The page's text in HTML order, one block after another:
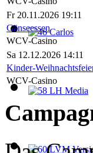
Fr 20.11.2026 19:11
Gänseessen
WCV-Casino
Sa 12.12.2026 14:11
Kinder-
WCV-Casino